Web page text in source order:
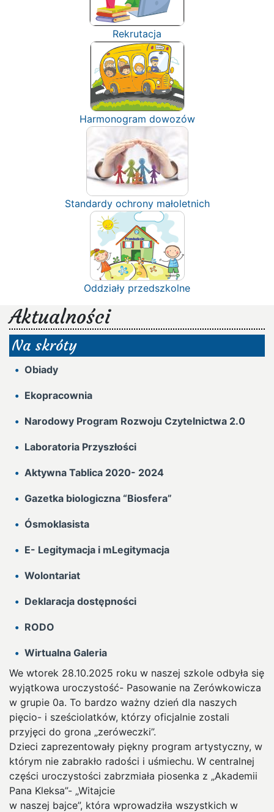
Rekrutacja
Harmonogram dowozów
Standardy ochrony małoletnich
Oddziały przedszkolne
Aktualności
Na skróty
Obiady
Ekopracownia
Narodowy Program Rozwoju Czytelnictwa 2.0
Laboratoria Przyszłości
Aktywna Tablica 2020- 2024
Gazetka biologiczna “Biosfera”
Ósmoklasista
E- Legitymacja i mLegitymacja
Wolontariat
Deklaracja dostępności
RODO
Wirtualna Galeria
We wtorek 28.10.2025 roku w naszej szkole odbyła się
wyjątkowa uroczystość- Pasowanie na Zerówkowicza
w grupie 0a. To bardzo ważny dzień dla naszych
pięcio- i sześciolatków, którzy oficjalnie zostali
przyjęci do grona „zeróweczki”.
Dzieci zaprezentowały piękny program artystyczny, w
którym nie zabrakło radości i uśmiechu. W centralnej
części uroczystości zabrzmiała piosenka z „Akademii
Pana Kleksa”- „Witajcie
w naszej bajce”, która wprowadziła wszystkich w